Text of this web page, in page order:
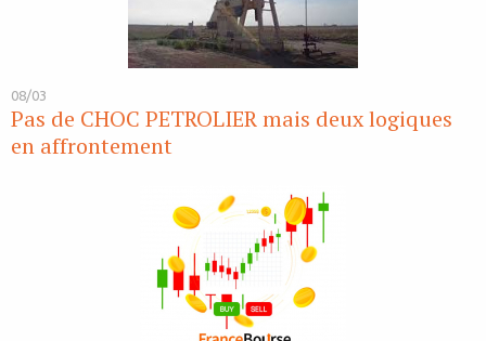
08/03
Pas de CHOC PETROLIER mais deux logiques
en affrontement